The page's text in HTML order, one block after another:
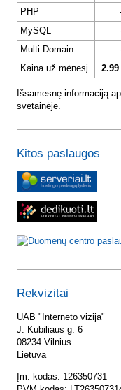
PHP
MySQL
Multi-Domain
Kaina už mėnesį
2.99
Išsamesnę informaciją
svetainėje.
Kitos paslaugos
Rekvizitai
UAB "Interneto vizija"
J. Kubiliaus g. 6
08234 Vilnius
Lietuva
Įm. kodas: 126350731